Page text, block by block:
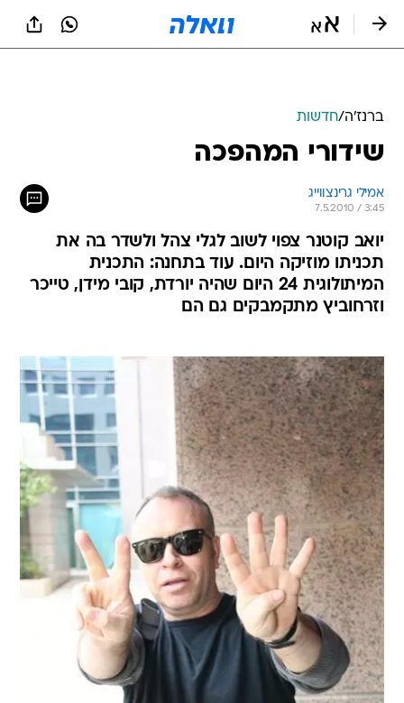
ברנז'ה/חדשות
שידורי המהפכה
אמילי גרינצווייג
7.5.2010 / 3:45
יואב קוטנר צפוי לשוב לגלי צהל ולשדר בה את
תכניתו מוזיקה היום. עוד בתחנה: התכנית
המיתולוגית 24 היום שהיה יורדת, קובי מידן, טייכר
וזרחוביץ מתקמבקים גם הם